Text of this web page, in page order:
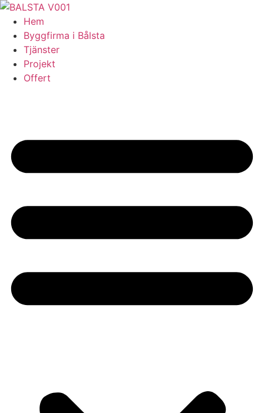
Skip
content
Hem
Byggfirma i Bålsta
Tjänster
Projekt
Offert